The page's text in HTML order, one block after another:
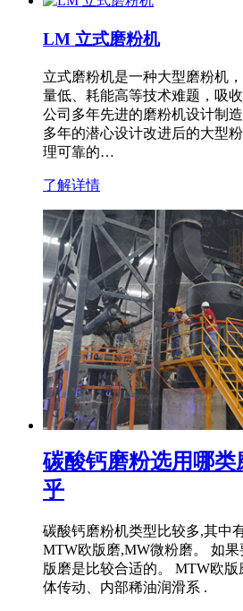
LM 立式磨粉机
立式磨粉机是一种大型磨粉机
量低、耗能高等技术难题，吸
公司多年先进的磨粉机设计制
多年的潜心设计改进后的大型
理可靠的…
了解详情
碳酸钙磨粉选用哪类
乎
碳酸钙磨粉机类型比较多,其中
MTW欧版磨,MW微粉磨。 如
版磨是比较合适的。 MTW欧
体传动、内部稀油润滑系 .